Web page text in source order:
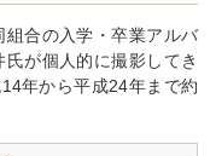
合の入学・卒業アルバ
が個人的に撮影してき
年から平成24年まで約